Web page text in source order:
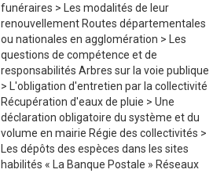
funéraires > Les modalités de leur
renouvellement Routes départementales
ou nationales en agglomération > Les
questions de compétence et de
responsabilités Arbres sur la voie publique
> L'obligation d'entretien par la collectivité
Récupération d'eaux de pluie > Une
déclaration obligatoire du système et du
volume en mairie Régie des collectivités >
Les dépôts des espèces dans les sites
habilités « La Banque Postale » Réseaux